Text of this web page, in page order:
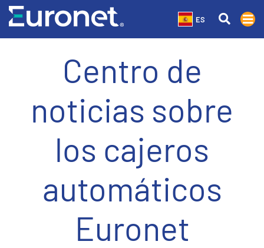
ES
Centro de
noticias sobre
los cajeros
automáticos
Euronet